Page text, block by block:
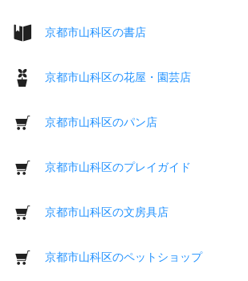
京都市山科区の書店
京都市山科区の花屋・園芸店
京都市山科区のパン店
京都市山科区のプレイガイド
京都市山科区の文房具店
京都市山科区のペットショップ